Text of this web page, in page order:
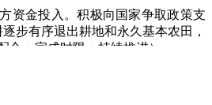
资金投入。积极向国家争取政策支
步有序退出耕地和永久基本农田，
；完成时限：持续推进）
和稳定性。坚持以自然恢复为主，